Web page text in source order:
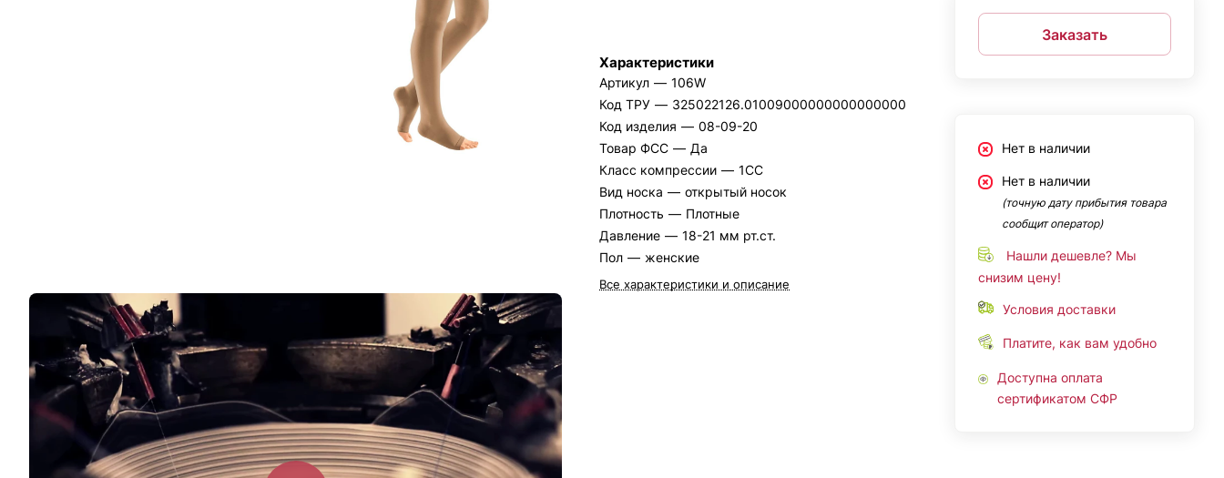
Характеристики
Артикул — 106W
Код ТРУ — 325022126.01009000000000000000
Код изделия — 08-09-20
Товар ФСС — Да
Класс компрессии — 1СС
Вид носка — открытый носок
Плотность — Плотные
Давление — 18-21 мм рт.ст.
Пол — женские
Все характеристики и описание
Заказать
Нет в наличии
Нет в наличии
(точную дату прибытия товара
сообщит оператор)
Нашли дешевле? Мы
снизим цену!
Условия доставки
Платите, как вам удобно
Доступна оплата
сертификатом СФР